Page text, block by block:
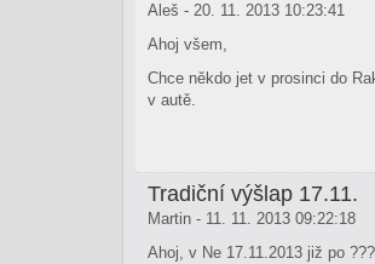
Aleš - 20. 11. 2013 10:23:41
Ahoj všem,
Chce někdo jet v prosinci do
v autě.
Tradiční výšlap 17.11.
Martin - 11. 11. 2013 09:22:18
Ahoj, v Ne 17.11.2013 již po